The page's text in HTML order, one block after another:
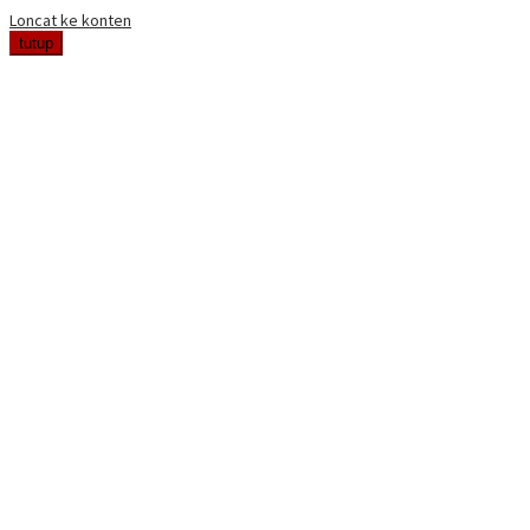
Loncat ke konten
tutup